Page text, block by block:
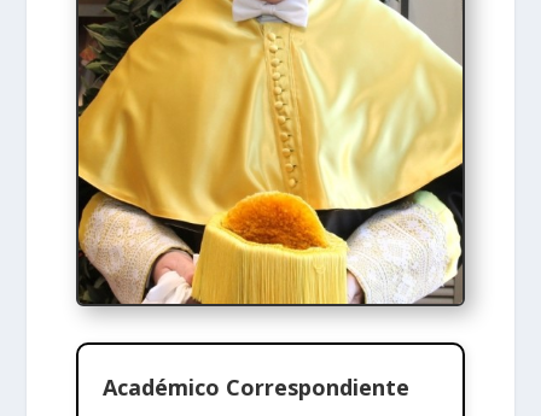
Académico Correspondiente